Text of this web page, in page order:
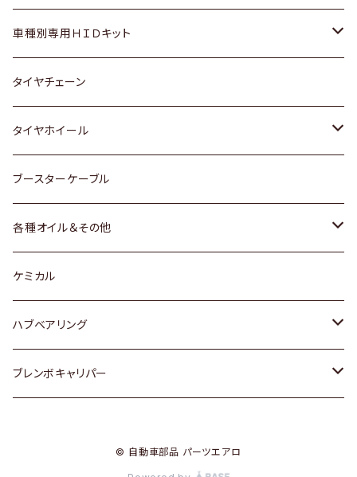
マツダ
三菱
スバル
レクサス
ダイハツ
マツダ
三菱
スバル
日産
いすゞ
ダイハツ
マツダ
三菱
スバル
スズキ
日産
ダイハツ
スバル
ホンダ
スズキ
日産
ダイハツ
マツダ
ホンダ
スズキ
日産
ダイハツ
マツダ
スバル
車種別専用ＨＩＤキット
トヨタ
マツダ
タイヤチェーン
タイヤホイール
トヨタ
ホンダ
スズキ
日産
ダイハツ
ブースターケーブル
各種オイル＆その他
ディーデル洗浄添加剤
ケミカル
ハブベアリング
トヨタ
ブレンボキャリパー
© 自動車部品 パーツエアロ